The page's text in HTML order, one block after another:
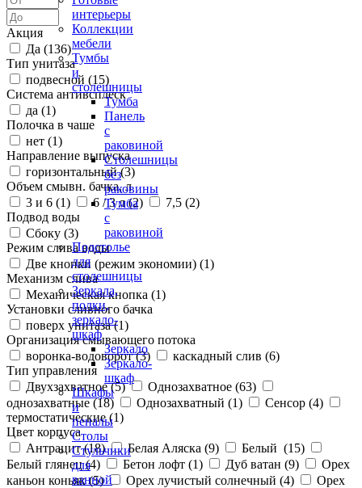
интерьеры
Коллекции
мебели
Тумбы
и
столешницы
Тумба
Панель
с
раковиной
Столешницы
без
раковины
Тумба
с
раковиной
Подстолье
для
столешницы
Зеркала,
полки,
зеркало-
шкаф
Зеркало
Зеркало-
шкаф
Шкафы
и
пеналы
Столы
Стульчики
для
ванной
Акция
Да (136)
Тип унитаза
подвесной (15)
Система антивсплеск
да (1)
Полочка в чаше
нет (1)
Направление выпуска
горизонтальный (3)
Объем смывн. бачка, л
3 и 6 (1) 6 / 3 л (2) 7,5 (2)
Подвод воды
Сбоку (3)
Режим слива воды
Две кнопки (режим экономии) (1)
Механизм слива
Механическая кнопка (1)
Установки сливного бачка
поверх унитаза (1)
Организация смывающего потока
воронка-водоворот (3) каскадный слив (6)
Тип управления
Двухзахватное (5) Однозахватное (63)
однозахватные (18) Однозахватный (1) Сенсор (4)
термостатические (1)
Цвет корпуса
Антрацит (18) Белая Аляска (9) Белый (15)
Белый глянец (4) Бетон лофт (1) Дуб ватан (9)
Орех
каньон коньяк (5) Орех лучистый солнечный (4)
Орех